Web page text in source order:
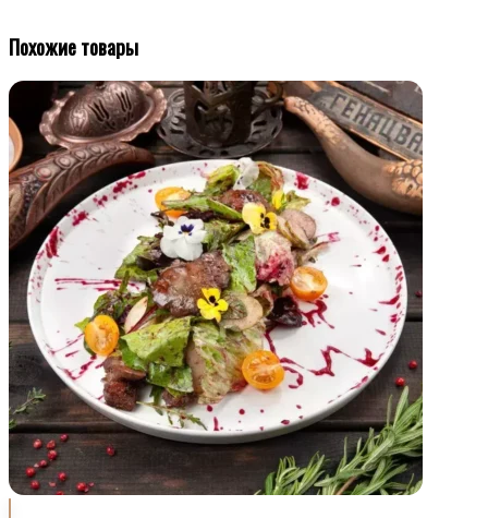
Похожие товары